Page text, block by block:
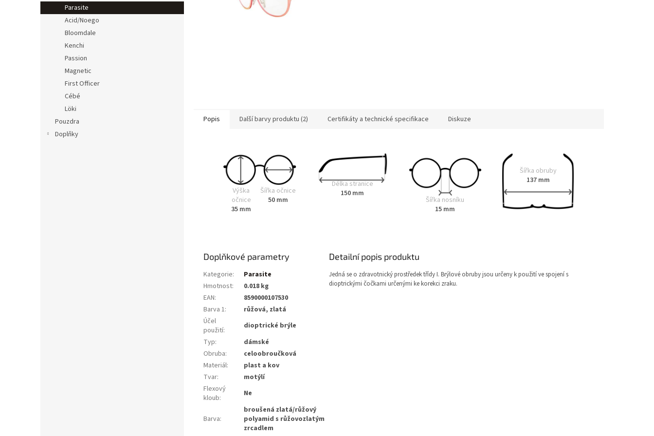
n
e
Parasite
Acid/Noego
Bloomdale
Kenchi
Passion
Magnetic
First Officer
Cébé
Löki
Pouzdra
Doplňky
Popis Další barvy produktu (2) Certifikáty a technické specifikace Diskuze
Výška
očnice
35 mm
Šířka očnice
50 mm
Délka stranice
150 mm
Šířka nosníku
15 mm
Šířka obruby
137 mm
Doplňkové parametry
Kategorie:
Parasite
Hmotnost:
0.018 kg
EAN:
8590000107530
Barva 1:
růžová, zlatá
Účel
použití:
dioptrické brýle
Typ:
dámské
Obruba:
celoobroučková
Materiál:
plast a kov
Tvar:
motýlí
Flexový
kloub: Ne
Barva:
broušená zlatá/růžový
polyamid s růžovozlatým
zrcadlem
Detailní popis produktu
Jedná se o zdravotnický prostředek třídy I. Brýlové obruby jsou určeny k použití ve spojení s
dioptrickými čočkami určenými ke korekci zraku.